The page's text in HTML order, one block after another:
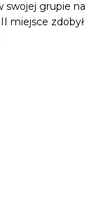
swojej grupie na
miejsce zdobył